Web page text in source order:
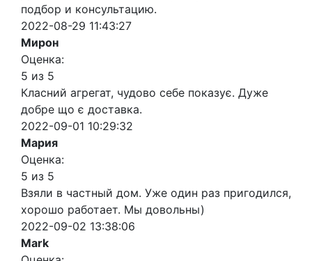
подбор и консультацию.
2022-08-29 11:43:27
Мирон
Оценка:
5 из 5
Класний агрегат, чудово себе показує. Дуже
добре що є доставка.
2022-09-01 10:29:32
Мария
Оценка:
5 из 5
Взяли в частный дом. Уже один раз пригодился,
хорошо работает. Мы довольны)
2022-09-02 13:38:06
Mark